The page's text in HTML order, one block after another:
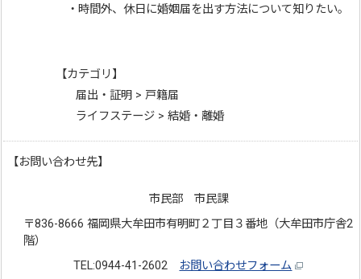
・時間外、休日に婚姻届を出す方法について知りたい。
【カテゴリ】
届出・証明 > 戸籍届
ライフステージ > 結婚・離婚
【お問い合わせ先】
市民部 市民課
〒836-8666 福岡県大牟田市有明町２丁目３番地（大牟田市庁舎2
階）
TEL:0944-41-2602
お問い合わせフォーム